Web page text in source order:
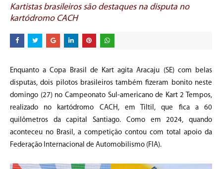
Kartistas brasileiros são destaques na disputa no
kartódromo CACH
Enquanto a Copa Brasil de Kart agita Aracaju (SE) com belas
disputas, dois pilotos brasileiros também fizeram bonito neste
domingo (27) no Campeonato Sul-americano de Kart 2 Tempos,
realizado no kartódromo CACH, em Tiltil, que fica a 60
quilômetros da capital Santiago. Como em 2024, quando
aconteceu no Brasil, a competição contou com total apoio da
Federação Internacional de Automobilismo (FIA).